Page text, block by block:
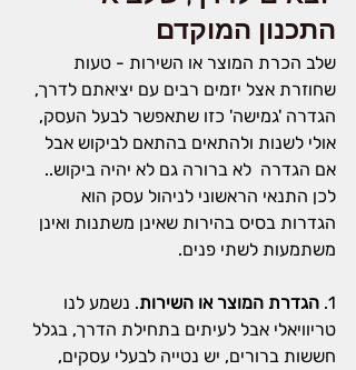
התכנון המוקדם
שלב הכרת המוצר או השירות - טעות
שחוזרת אצל יזמים רבים עם יציאתם לדרך,
הגדרה 'גמישה' כזו שתאפשר לבעל העסק,
אולי לשנות ולהתאים בהתאם לביקוש אבל
אם הגדרה  לא ברורה גם לא יהיה ביקוש..
לכן התנאי הראשוני לניהול עסק הוא
הגדרות בסיס בהירות שאינן משתנות ואינן
משתמעות לשתי פנים.
1. הגדרת המוצר או השירות. נשמע לנו
טריוויאלי אבל לעיתים בתחילת הדרך, בגלל
חששות ברורים, יש נטייה לבעלי עסקים,